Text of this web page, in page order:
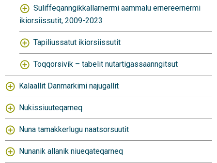
Suliffeqanngikkallarnermi aammalu ernereernermi
ikiorsiissutit, 2009-2023
Tapiliussatut ikiorsiissutit
Toqqorsivik – tabelit nutartigassaanngitsut
Kalaallit Danmarkimi najugallit
Nukissiuuteqarneq
Nuna tamakkerlugu naatsorsuutit
Nunanik allanik niueqateqarneq